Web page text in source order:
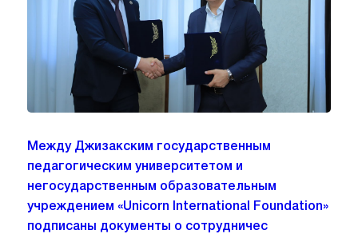
Между Джизакским государственным
педагогическим университетом и
негосударственным образовательным
учреждением «Unicorn International Foundation»
подписаны документы о сотрудничес